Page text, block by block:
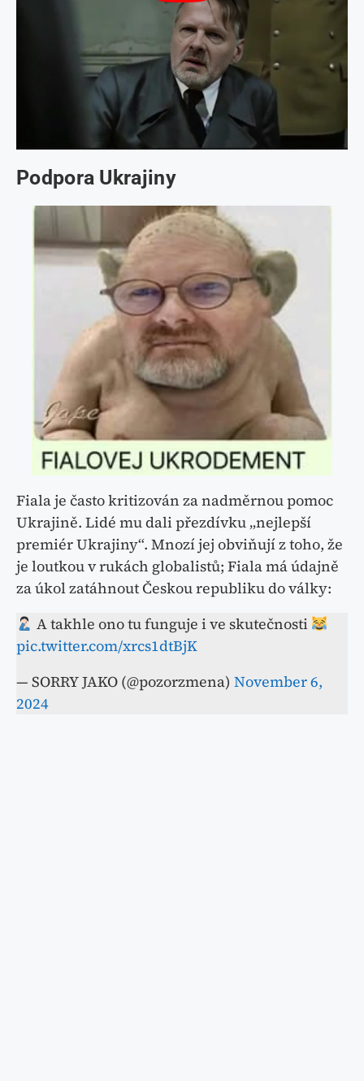
Podpora Ukrajiny
Fiala je často kritizován za nadměrnou pomoc
Ukrajině. Lidé mu dali přezdívku „nejlepší
premiér Ukrajiny“. Mnozí jej obviňují z toho, že
je loutkou v rukách globalistů; Fiala má údajně
za úkol zatáhnout Českou republiku do války:
A takhle ono tu funguje i ve skutečnosti
pic.twitter.com/xrcs1dtBjK
— SORRY JAKO (@pozorzmena) November 6,
2024